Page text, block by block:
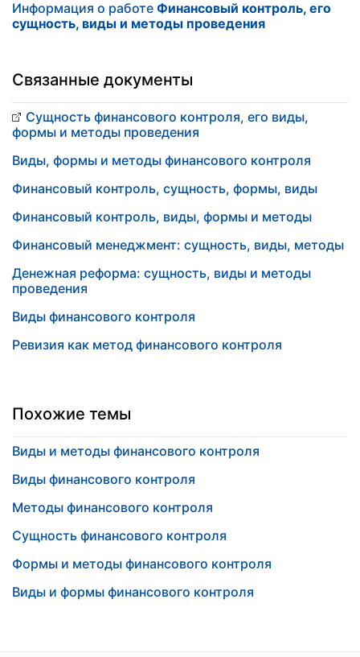
Информация о работе Финансовый контроль, его
сущность, виды и методы проведения
Связанные документы
Сущность финансового контроля, его виды,
формы и методы проведения
Виды, формы и методы финансового контроля
Финансовый контроль, сущность, формы, виды
Финансовый контроль, виды, формы и методы
Финансовый менеджмент: сущность, виды, методы
Денежная реформа: сущность, виды и методы
проведения
Виды финансового контроля
Ревизия как метод финансового контроля
Похожие темы
Виды и методы финансового контроля
Виды финансового контроля
Методы финансового контроля
Сущность финансового контроля
Формы и методы финансового контроля
Виды и формы финансового контроля